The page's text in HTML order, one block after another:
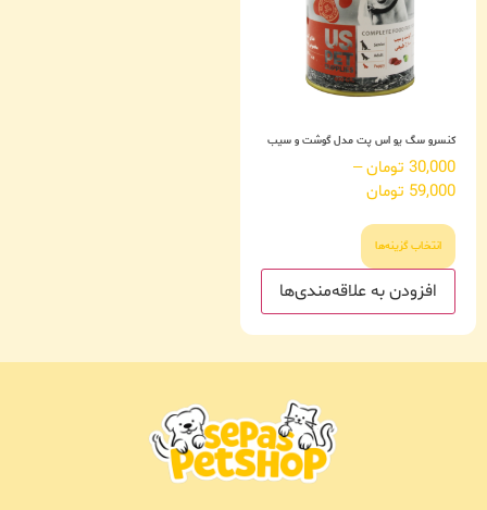
کنسرو سگ یو اس پت مدل گوشت و سیب
30,000 تومان–
59,000 تومان
انتخاب گزینه‌ها
افزودن به علاقه‌مندی‌ها